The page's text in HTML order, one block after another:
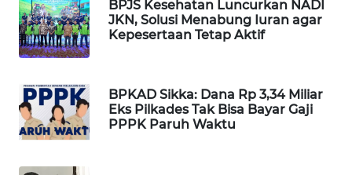
BPJS Kesehatan Luncurkan NADI
JKN, Solusi Menabung Iuran agar
Kepesertaan Tetap Aktif
BPKAD Sikka: Dana Rp 3,34 Miliar
Eks Pilkades Tak Bisa Bayar Gaji
PPPK Paruh Waktu
LKKI
KOPEKLIN
PORTAL
KONSUMEN